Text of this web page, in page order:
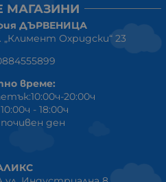
МАГАЗИНИ
ДЪРВЕНИЦА
„Климент Охридски“ 23
време:
20:00ч
- 18:00ч
ден